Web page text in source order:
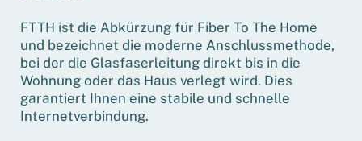
FTTH ist die Abkürzung für Fiber To The Home
und bezeichnet die moderne Anschlussmethode,
bei der die Glasfaserleitung direkt bis in die
Wohnung oder das Haus verlegt wird. Dies
garantiert Ihnen eine stabile und schnelle
Internetverbindung.